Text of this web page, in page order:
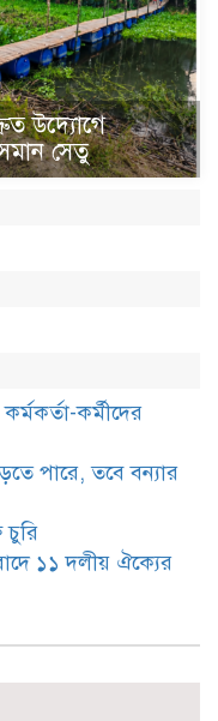
উদ্যোগে
সেতু
কর্মীদের
পারে, তবে বন্যার
চুরি
১১ দলীয় ঐক্যের